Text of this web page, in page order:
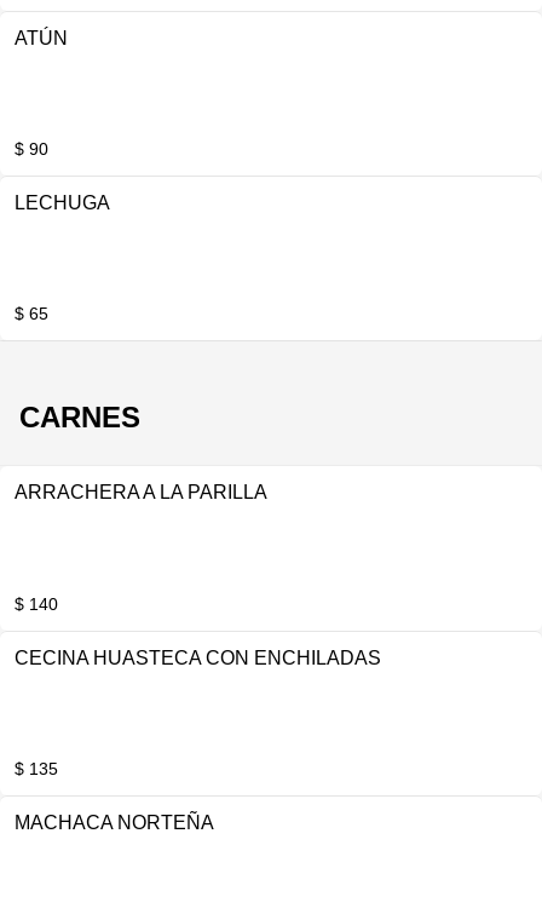
ATÚN
$ 90
LECHUGA
$ 65
CARNES
ARRACHERA A LA PARILLA
$ 140
CECINA HUASTECA CON ENCHILADAS
$ 135
MACHACA NORTEÑA